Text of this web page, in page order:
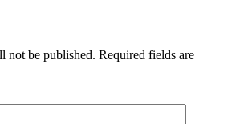
not be published. Required fields are